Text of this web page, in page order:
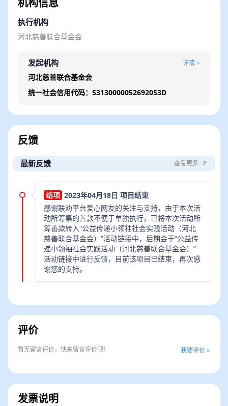
币，小领袖每日记录公益履历并于每月要求父母将益
币等额善款捐赠至梦想口袋链接，年累计超过365元的
小领袖可以为乡村伙伴认捐1个梦想口袋，并获得梦想
口袋字帖，表现优异者还可获得额外奖励哦。
机构信息
执行机构
河北慈善联合基金会
发起机构 详情 >
河北慈善联合基金会
统一社会信用代码：53130000052692053D
反馈
最新反馈 查看更多
2023年04月18日 项目结束
感谢联劝平台爱心网友的关注与支持，由于本次活
动所筹集的善款不便于单独执行，已将本次活动所
筹善款转入“公益传递小领袖社会实践活动（河北
慈善联合基金会）”活动链接中，后期会于“公益传
递小领袖社会实践活动（河北慈善联合基金会）”
活动链接中进行反馈，目前该项目已结束，再次感
谢您的支持。
评价
我要评价 >
暂无留言评价，快来留言评价吧！
发票说明